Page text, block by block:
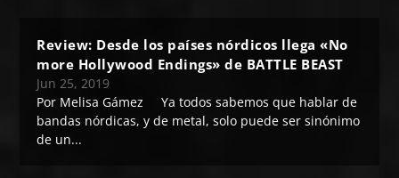
Review: Desde los países nórdicos llega «No
more Hollywood Endings» de BATTLE BEAST
Jun 25, 2019
Por Melisa Gámez Ya todos sabemos que hablar de
bandas nórdicas, y de metal, solo puede ser sinónimo
de un...